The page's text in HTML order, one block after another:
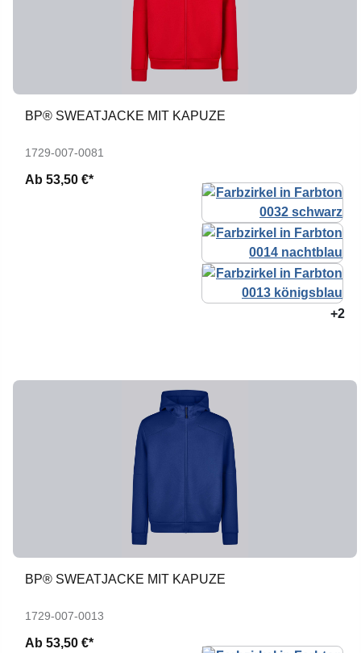
BP® SWEATJACKE MIT KAPUZE
1729-007-0081
Ab 53,50 €*
+2
BP® SWEATJACKE MIT KAPUZE
1729-007-0013
Ab 53,50 €*